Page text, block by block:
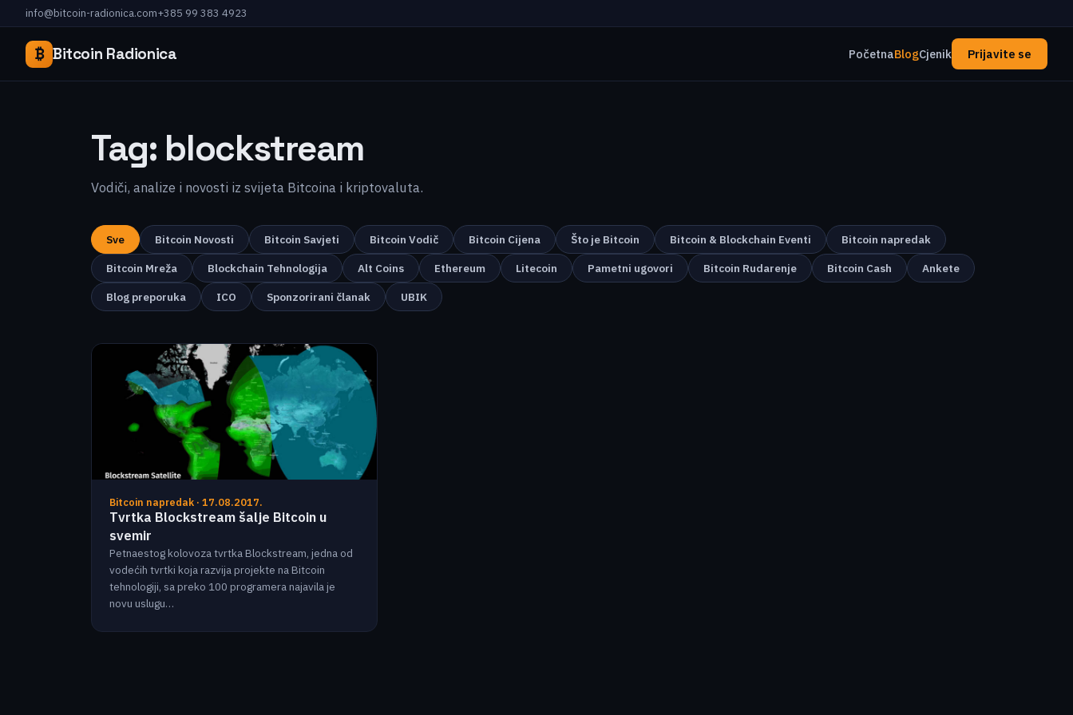
info@bitcoin-radionica.com+385 99 383 4923
₿ Bitcoin Radionica PočetnaBlogCjenik Prijavite se
Tag: blockstream
Vodiči, analize i novosti iz svijeta Bitcoina i kriptovaluta.
Sve Bitcoin Novosti Bitcoin Savjeti Bitcoin Vodič Bitcoin Cijena Što je Bitcoin Bitcoin & Blockchain Eventi
Bitcoin napredak
Bitcoin Mreža
Blockchain Tehnologija Alt Coins Ethereum Litecoin Pametni ugovori Bitcoin Rudarenje Bitcoin Cash
Ankete
Blog preporuka
ICO Sponzorirani članak UBIK
Bitcoin napredak · 17.08.2017.
Tvrtka Blockstream šalje Bitcoin u
svemir
Petnaestog kolovoza tvrtka Blockstream, jedna od
vodećih tvrtki koja razvija projekte na Bitcoin
tehnologiji, sa preko 100 programera najavila je
novu uslugu…